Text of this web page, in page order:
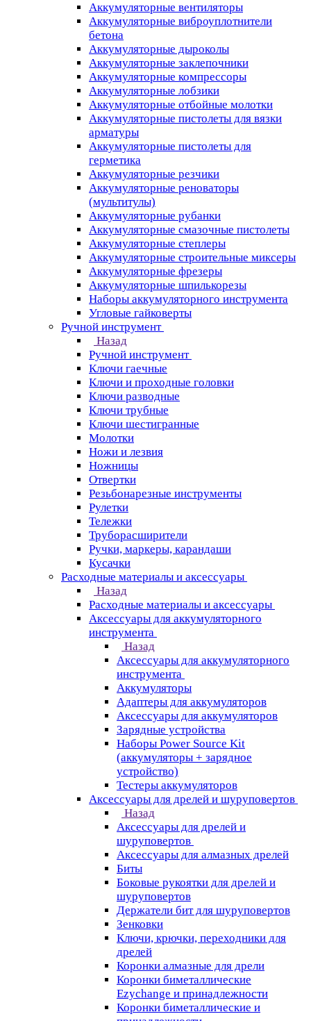
Аккумуляторные вентиляторы
Аккумуляторные виброуплотнители
бетона
Аккумуляторные дыроколы
Аккумуляторные заклепочники
Аккумуляторные компрессоры
Аккумуляторные лобзики
Аккумуляторные отбойные молотки
Аккумуляторные пистолеты для вязки
арматуры
Аккумуляторные пистолеты для
герметика
Аккумуляторные резчики
Аккумуляторные реноваторы
(мультитулы)
Аккумуляторные рубанки
Аккумуляторные смазочные пистолеты
Аккумуляторные степлеры
Аккумуляторные строительные миксеры
Аккумуляторные фрезеры
Аккумуляторные шпилькорезы
Наборы аккумуляторного инструмента
Угловые гайковерты
Ручной инструмент
Назад
Ручной инструмент
Ключи гаечные
Ключи и проходные головки
Ключи разводные
Ключи трубные
Ключи шестигранные
Молотки
Ножи и лезвия
Ножницы
Отвертки
Резьбонарезные инструменты
Рулетки
Тележки
Труборасширители
Ручки, маркеры, карандаши
Кусачки
Расходные материалы и аксессуары
Назад
Расходные материалы и аксессуары
Аксессуары для аккумуляторного
инструмента
Назад
Аксессуары для аккумуляторного
инструмента
Aккумуляторы
Адаптеры для аккумуляторов
Аксессуары для аккумуляторов
Зарядные устройства
Наборы Power Source Kit
(аккумуляторы + зарядное
устройство)
Тестеры аккумуляторов
Аксессуары для дрелей и шуруповертов
Назад
Аксессуары для дрелей и
шуруповертов
Аксессуары для алмазных дрелей
Биты
Боковые рукоятки для дрелей и
шуруповертов
Держатели бит для шуруповертов
Зенковки
Ключи, крючки, переходники для
дрелей
Коронки алмазные для дрели
Коронки биметаллические
Ezychange и принадлежности
Коронки биметаллические и